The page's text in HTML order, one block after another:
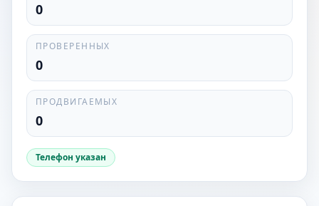
0
ПРОВЕРЕННЫХ
0
ПРОДВИГАЕМЫХ
0
Телефон указан